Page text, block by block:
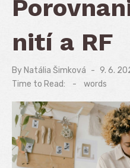
nití a RF
By Natália Šimková
Posted
on
9. 6.
Time to Read:
- words